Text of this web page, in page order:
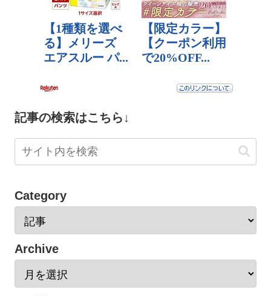
記事の検索はこちら↓
Category
Archive